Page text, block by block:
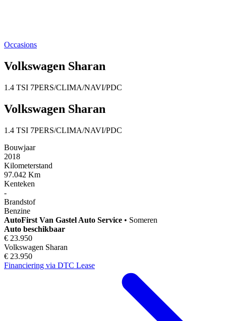
Occasions
Volkswagen Sharan
1.4 TSI 7PERS/CLIMA/NAVI/PDC
Volkswagen Sharan
1.4 TSI 7PERS/CLIMA/NAVI/PDC
Bouwjaar
2018
Kilometerstand
97.042 Km
Kenteken
-
Brandstof
Benzine
AutoFirst Van Gastel Auto Service • Someren
Auto beschikbaar
€ 23.950
Volkswagen Sharan
€ 23.950
Financiering via DTC Lease